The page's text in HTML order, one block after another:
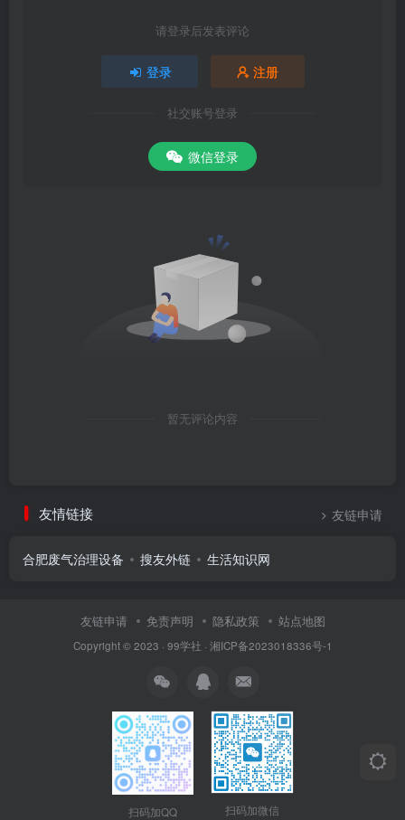
请登录后发表评论
登录 注册
社交账号登录
微信登录
暂无评论内容
友情链接 友链申请
合肥废气治理设备 搜友外链 生活知识网
友链申请 免责声明 隐私政策 站点地图
Copyright © 2023 · 99学社 · 湘ICP备2023018336号-1
扫码加QQ 扫码加微信